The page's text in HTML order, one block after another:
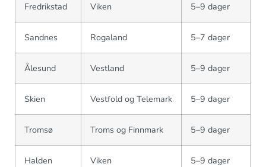
Fredrikstad Viken 5–9 dager
Sandnes Rogaland 5–7 dager
Ålesund Vestland 5–9 dager
Skien Vestfold og Telemark 5–9 dager
Tromsø Troms og Finnmark 5–9 dager
Halden Viken 5–9 dager